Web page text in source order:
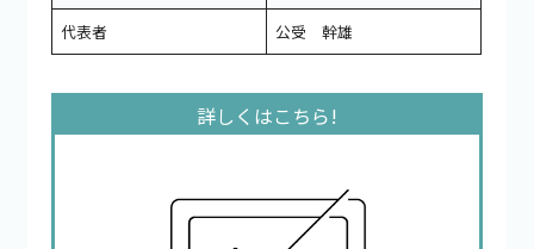
代表者
公受 幹雄